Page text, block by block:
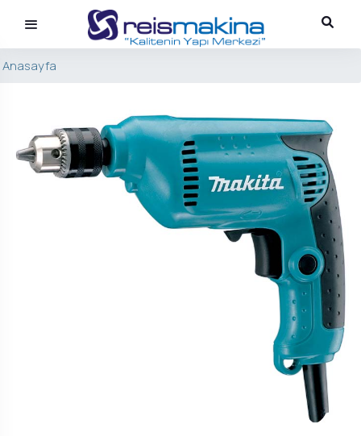
Anasayfa